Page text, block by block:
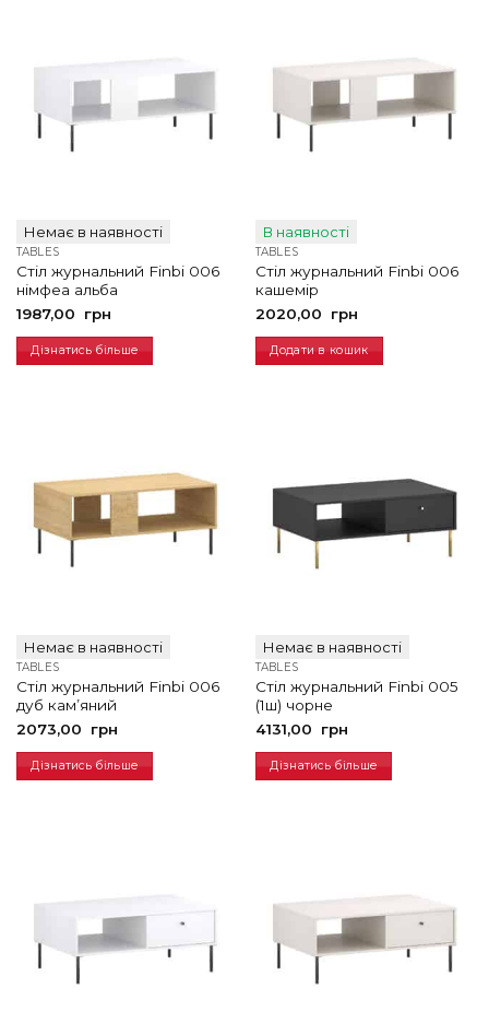
Немає в наявності
TABLES
Стіл журнальний Finbi 006
німфеа альба
1987,00
грн
Дізнатись більше
В наявності
TABLES
Стіл журнальний Finbi 006
кашемір
2020,00
грн
Додати в кошик
Немає в наявності
TABLES
Стіл журнальний Finbi 006
дуб кам’яний
2073,00
грн
Дізнатись більше
Немає в наявності
TABLES
Стіл журнальний Finbi 005
(1ш) чорне
4131,00
грн
Дізнатись більше